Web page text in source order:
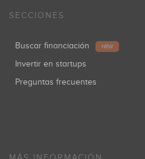
SECCIONES
Buscar financiación NEW
Invertir en startups
Preguntas frecuentes